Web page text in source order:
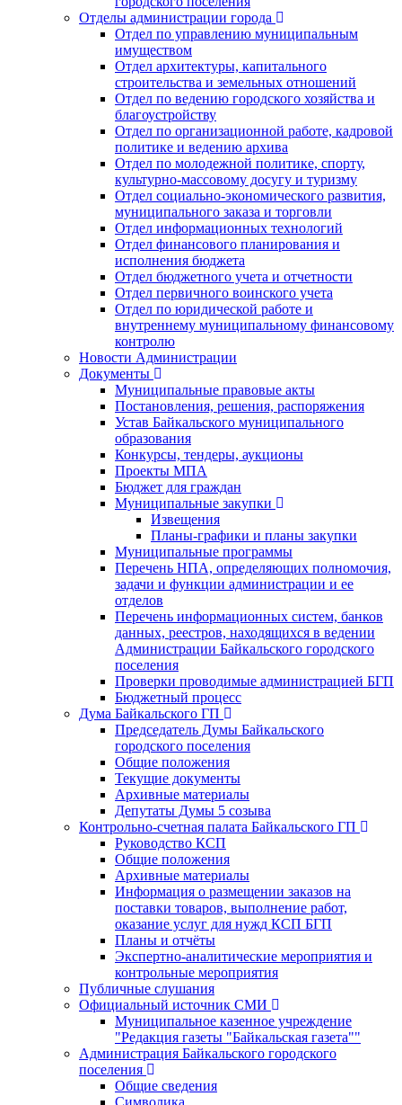
Отделы администрации города
Отдел по управлению муниципальным
имуществом
Отдел архитектуры, капитального
строительства и земельных отношений
Отдел по ведению городского хозяйства и
благоустройству
Отдел по организационной работе, кадровой
политике и ведению архива
Отдел по молодежной политике, спорту,
культурно-массовому досугу и туризму
Отдел социально-экономического развития,
муниципального заказа и торговли
Отдел информационных технологий
Отдел финансового планирования и
исполнения бюджета
Отдел бюджетного учета и отчетности
Отдел первичного воинского учета
Отдел по юридической работе и
внутреннему муниципальному финансовому
контролю
Новости Администрации
Документы
Муниципальные правовые акты
Постановления, решения, распоряжения
Устав Байкальского муниципального
образования
Конкурсы, тендеры, аукционы
Проекты МПА
Бюджет для граждан
Муниципальные закупки
Извещения
Планы-графики и планы закупки
Муниципальные программы
Перечень НПА, определяющих полномочия,
задачи и функции администрации и ее
отделов
Перечень информационных систем, банков
данных, реестров, находящихся в ведении
Администрации Байкальского городского
поселения
Проверки проводимые администрацией БГП
Бюджетный процесс
Дума Байкальского ГП
Председатель Думы Байкальского
городского поселения
Общие положения
Текущие документы
Архивные материалы
Депутаты Думы 5 созыва
Контрольно-счетная палата Байкальского ГП
Руководство КСП
Общие положения
Архивные материалы
Информация о размещении заказов на
поставки товаров, выполнение работ,
оказание услуг для нужд КСП БГП
Планы и отчёты
Экспертно-аналитические мероприятия и
контрольные мероприятия
Публичные слушания
Официальный источник СМИ
Муниципальное казенное учреждение
"Редакция газеты "Байкальская газета""
Администрация Байкальского городского
поселения
Общие сведения
Символика